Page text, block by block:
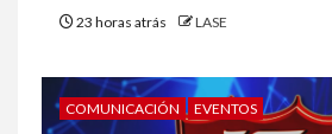
23 horas atrás LASE
COMUNICACIÓN EVENTOS